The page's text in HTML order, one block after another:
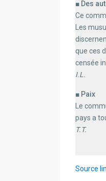
■ Des
Ce
Les
que ces
censée
I.L.
■ Paix
Le
pays a
T.T.
Source